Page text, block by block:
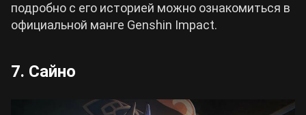
подробно с его историей можно ознакомиться в
официальной манге Genshin Impact.
7. Сайно